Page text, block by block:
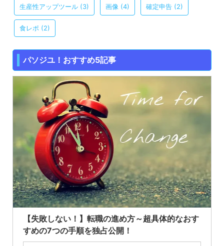
生産性アップツール (3) 画像 (4) 確定申告 (2)
食レポ (2)
パソジユ！おすすめ5記事
【失敗しない！】転職の進め方～超具体的なおす
すめの7つの手順を独占公開！